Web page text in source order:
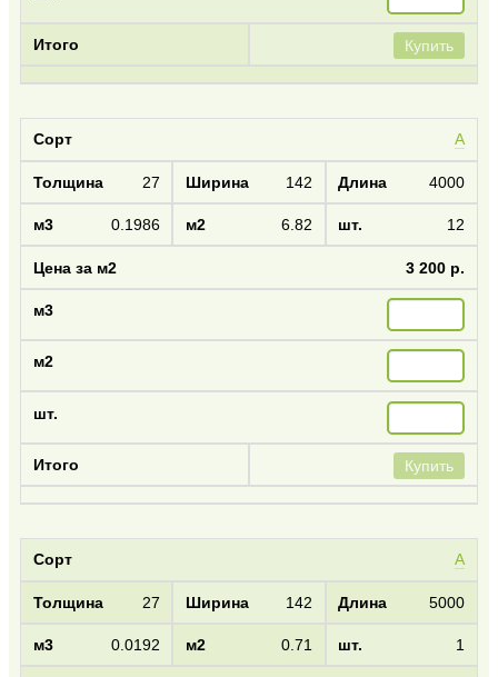
Купить
А
27 142 4000
0.1986 6.82 12
3 200 р.
Купить
А
27 142 5000
0.0192 0.71 1